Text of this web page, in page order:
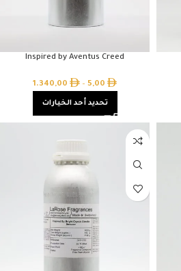
Inspired by Aventus Creed
5,00
–
1.340,00
تحديد أحد الخيارات